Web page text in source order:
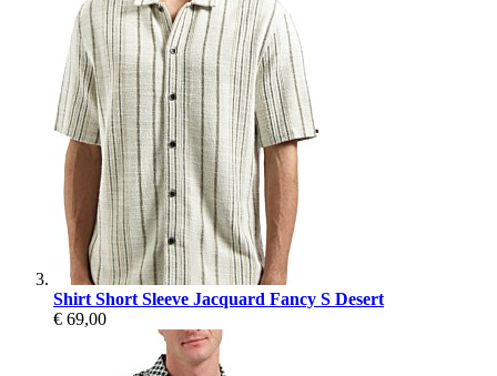
Shirt Short Sleeve Jacquard Fancy S Desert
€ 69,00